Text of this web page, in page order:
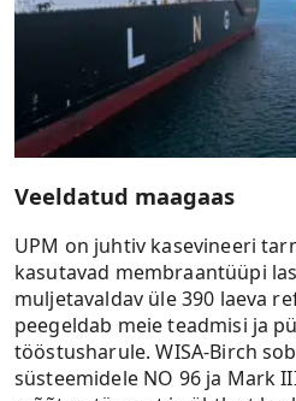
Veeldatud maagaas
UPM on juhtiv kasevineeri
kasutavad membraantüüpi
muljetavaldav üle 390 laeva
peegeldab meie teadmisi ja
tööstusharule. WISA-Birch
süsteemidele NO 96 ja Mark